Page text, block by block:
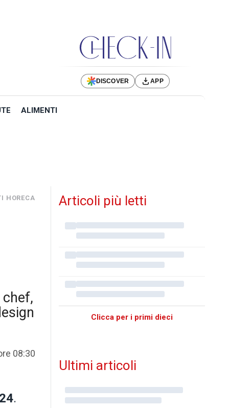
DISCOVER APP
ALIMENTI
HORECA
08:30
.
Articoli più letti
Clicca per i primi dieci
Ultimi articoli